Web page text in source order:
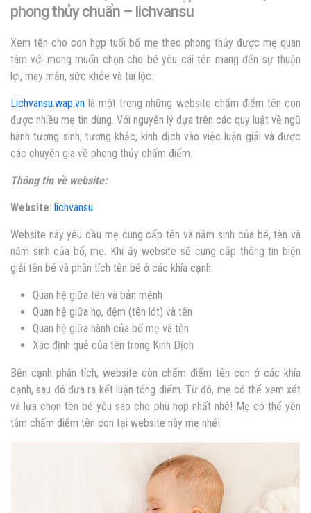
phong thủy chuẩn – lichvansu
Xem tên cho con hợp tuổi bố mẹ theo phong thủy được mẹ quan
tâm với mong muốn chọn cho bé yêu cái tên mang đến sự thuận
lợi, may mắn, sức khỏe và tài lộc.
Lichvansu.wap.vn là một trong những website chấm điểm tên con
được nhiều mẹ tin dùng. Với nguyên lý dựa trên các quy luật về ngũ
hành tương sinh, tương khắc, kinh dịch vào việc luận giải và được
các chuyên gia về phong thủy chấm điểm.
Thông tin về website:
Website: lichvansu
Website này yêu cầu mẹ cung cấp tên và năm sinh của bé, tên và
năm sinh của bố, mẹ. Khi ấy website sẽ cung cấp thông tin biện
giải tên bé và phân tích tên bé ở các khía cạnh:
Quan hệ giữa tên và bản mệnh
Quan hệ giữa họ, đệm (tên lót) và tên
Quan hệ giữa hành của bố mẹ và tên
Xác định quẻ của tên trong Kinh Dịch
Bên cạnh phân tích, website còn chấm điểm tên con ở các khía
cạnh, sau đó đưa ra kết luận tổng điểm. Từ đó, mẹ có thể xem xét
và lựa chọn tên bé yêu sao cho phù hợp nhất nhé! Mẹ có thể yên
tâm chấm điểm tên con tại website này mẹ nhé!